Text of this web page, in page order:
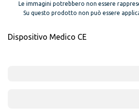
Le immagini potrebbero non essere
Su questo prodotto non può essere
Dispositivo Medico CE